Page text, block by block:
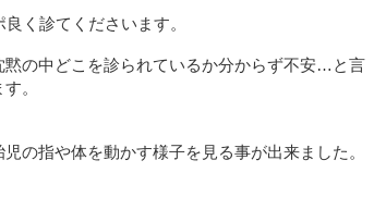
く診てくださいます。
の中どこを診られているか分からず不安…と言
。
の指や体を動かす様子を見る事が出来ました。